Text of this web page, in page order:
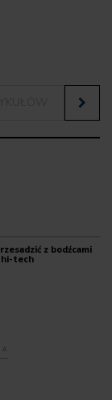
z bodźcami
hi-tech